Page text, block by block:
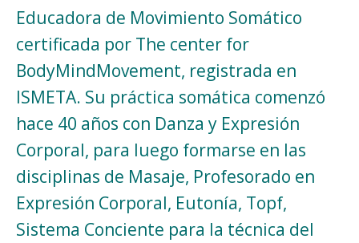
Educadora de Movimiento Somático
certificada por The center for
BodyMindMovement, registrada en
ISMETA. Su práctica somática comenzó
hace 40 años con Danza y Expresión
Corporal, para luego formarse en las
disciplinas de Masaje, Profesorado en
Expresión Corporal, Eutonía, Topf,
Sistema Conciente para la técnica del